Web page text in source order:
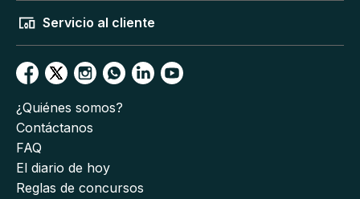
Servicio al cliente
¿Quiénes somos?
Contáctanos
FAQ
El diario de hoy
Reglas de concursos